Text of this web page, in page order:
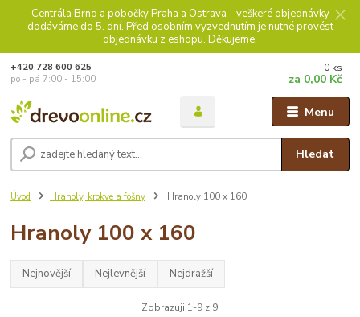
Centrála Brno a pobočky Praha a Ostrava - veškeré objednávky
dodáváme do 5. dní. Před osobním vyzvednutím je nutné provést
objednávku z eshopu. Děkujeme.
Menu
Hledat
+420 728 600 625
po - pá 7:00 - 15:00
0 ks
za 0,00 Kč
Úvod Hranoly, krokve a fošny Hranoly 100 x 160
Hranoly 100 x 160
Nejnovější Nejlevnější Nejdražší
Zobrazuji 1-9 z 9